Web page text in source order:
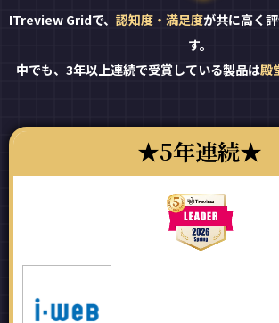
ITreview Gridで、 認知度・満足度が共に高く
す。
中でも、3年以上連続で受賞している製品は殿
5年連続